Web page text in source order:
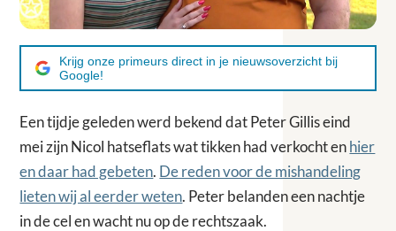
Krijg onze primeurs direct in je nieuwsoverzicht bij
Google!
Een tijdje geleden werd bekend dat Peter Gillis eind
mei zijn Nicol hatseflats wat tikken had verkocht enhier
en daar had gebeten. De reden voor de mishandeling
lieten wij al eerder weten. Peter belanden een nachtje
in de cel en wacht nu op de rechtszaak.